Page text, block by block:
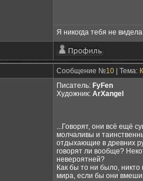
Я никогда тебя не
Сообщение №10 | Тема:
Писатель: FyFen
Художник: ArXangel
...Говорят, они всё ещё
молчаливы и
отдыхающие в древних
говорят ли вообще?
невероятней?
Как бы то ни было,
мира, если бы они